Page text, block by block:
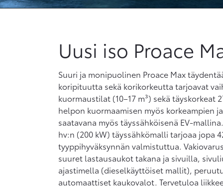
Uusi iso Proace
Suuri ja monipuolinen Proace Max
koripituutta sekä korikorkeutta tarjoavat
kuormaustilat (10–17 m³) sekä
helpon kuormaamisen myös korkeampien
saatavana myös täyssähköisenä EV-
hv:n (200 kW) täyssähkömalli tarjoaa jopa
tyyppihyväksynnän valmistuttua.
suuret lastausaukot takana ja sivuilla,
ajastimella (dieselkäyttöiset mallit),
automaattiset kaukovalot. Tervetuloa